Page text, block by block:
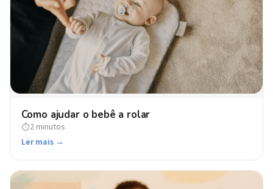
Como ajudar o bebê a rolar
⏱2 minutos
Ler mais →